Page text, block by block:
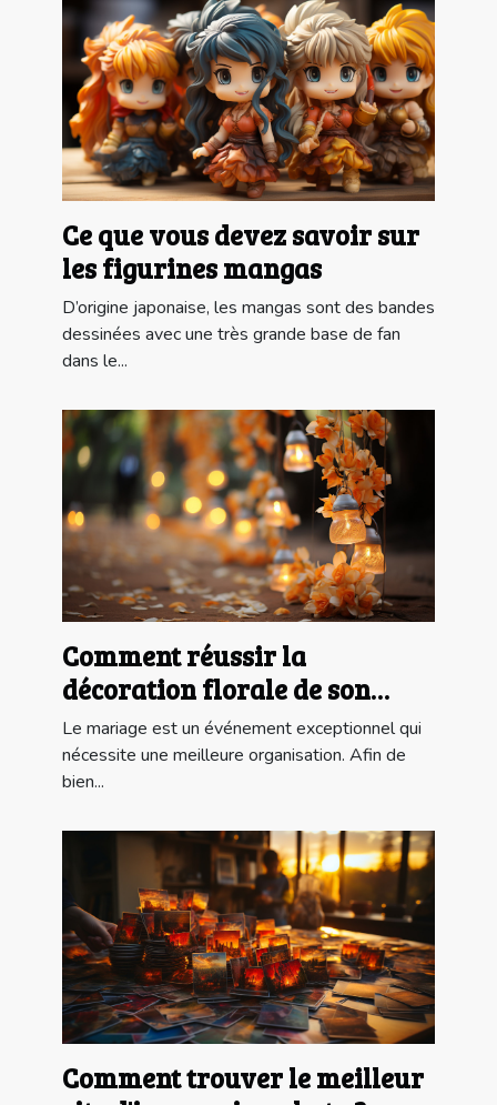
Ce que vous devez savoir sur
les figurines mangas
D’origine japonaise, les mangas sont des bandes
dessinées avec une très grande base de fan
dans le...
Comment réussir la
décoration florale de son
événement de mariage ?
Le mariage est un événement exceptionnel qui
nécessite une meilleure organisation. Afin de
bien...
Comment trouver le meilleur